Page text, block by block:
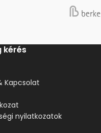
kérés
Kapcsolat
nyilatkozatok